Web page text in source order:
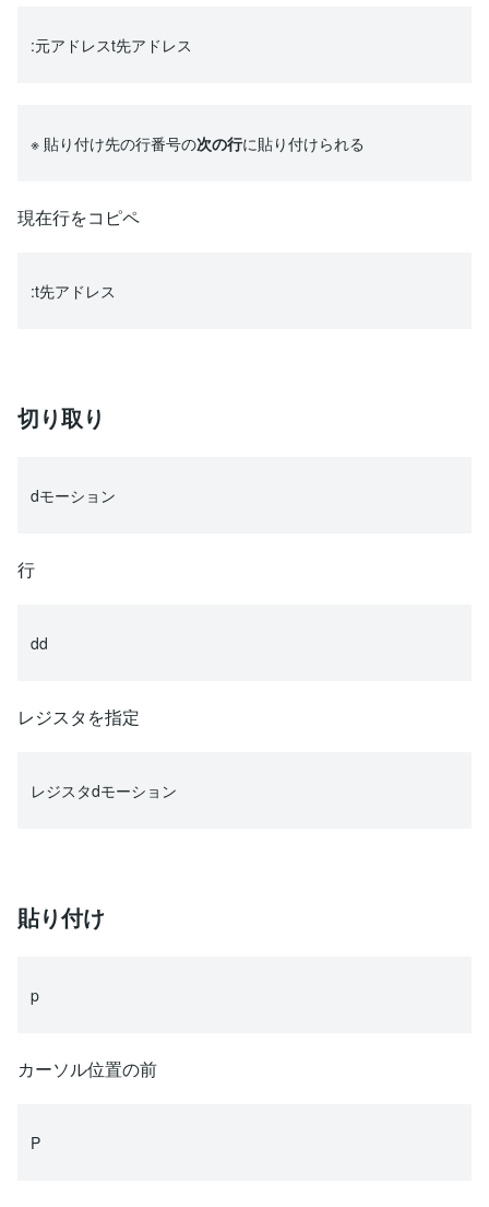
:元アドレスt先アドレス
※ 貼り付け先の行番号の次の行に貼り付けられる
現在行をコピペ
:t先アドレス
切り取り
dモーション
行
dd
レジスタを指定
レジスタdモーション
貼り付け
p
カーソル位置の前
P